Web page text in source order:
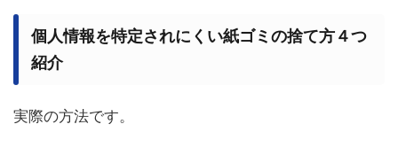
個人情報を特定されにくい紙ゴミの捨て方４つ
紹介
実際の方法です。